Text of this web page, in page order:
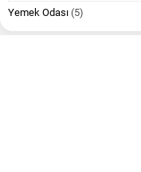
Yemek Odası (5)